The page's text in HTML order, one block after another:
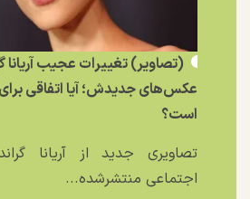
(تصاویر) تغییرات عجیب آریانا
عکس‌های جدیدش؛ آیا اتفاقی برای
است؟
تصاویری جدید از آریانا
اجتماعی منتشرشده...